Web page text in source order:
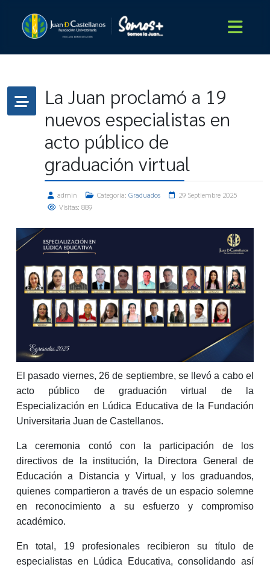
La Juan proclamó a 19
nuevos especialistas en
acto público de
graduación virtual
admin Categoría: Graduados
29 Septiembre 2025
Visitas: 889
El pasado viernes, 26 de septiembre, se llevó a cabo el
acto público de graduación virtual de la
Especialización en Lúdica Educativa de la Fundación
Universitaria Juan de Castellanos.
La ceremonia contó con la participación de los
directivos de la institución, la Directora General de
Educación a Distancia y Virtual, y los graduandos,
quienes compartieron a través de un espacio solemne
en reconocimiento a su esfuerzo y compromiso
académico.
En total, 19 profesionales recibieron su título de
especialistas en Lúdica Educativa, consolidando así